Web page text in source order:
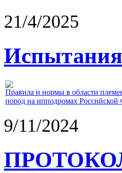
21/4/2025
Правила и нормы в области
пород на ипподромах Российской
9/11/2024